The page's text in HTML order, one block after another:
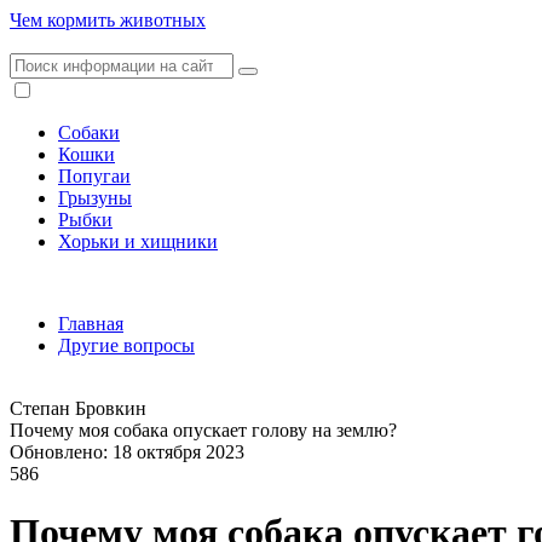
Чем кормить животных
Собаки
Кошки
Попугаи
Грызуны
Рыбки
Хорьки и хищники
Главная
Другие вопросы
Степан Бровкин
Почему моя собака опускает голову на землю?
Обновлено: 18 октября 2023
586
Почему моя собака опускает